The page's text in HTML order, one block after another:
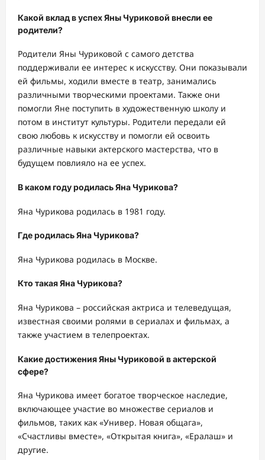
Какой вклад в успех Яны Чуриковой внесли ее
родители?
Родители Яны Чуриковой с самого детства
поддерживали ее интерес к искусству. Они показывали
ей фильмы, ходили вместе в театр, занимались
различными творческими проектами. Также они
помогли Яне поступить в художественную школу и
потом в институт культуры. Родители передали ей
свою любовь к искусству и помогли ей освоить
различные навыки актерского мастерства, что в
будущем повлияло на ее успех.
В каком году родилась Яна Чурикова?
Яна Чурикова родилась в 1981 году.
Где родилась Яна Чурикова?
Яна Чурикова родилась в Москве.
Кто такая Яна Чурикова?
Яна Чурикова – российская актриса и телеведущая,
известная своими ролями в сериалах и фильмах, а
также участием в телепроектах.
Какие достижения Яны Чуриковой в актерской
сфере?
Яна Чурикова имеет богатое творческое наследие,
включающее участие во множестве сериалов и
фильмов, таких как «Универ. Новая общага»,
«Счастливы вместе», «Открытая книга», «Ералаш» и
другие.